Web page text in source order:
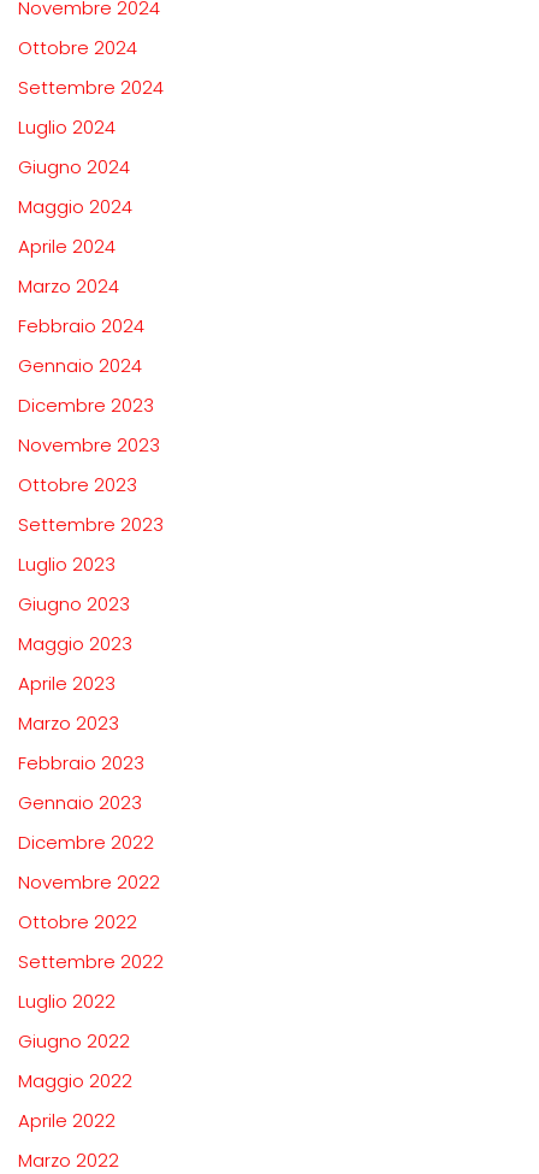
Novembre 2024
Ottobre 2024
Settembre 2024
Luglio 2024
Giugno 2024
Maggio 2024
Aprile 2024
Marzo 2024
Febbraio 2024
Gennaio 2024
Dicembre 2023
Novembre 2023
Ottobre 2023
Settembre 2023
Luglio 2023
Giugno 2023
Maggio 2023
Aprile 2023
Marzo 2023
Febbraio 2023
Gennaio 2023
Dicembre 2022
Novembre 2022
Ottobre 2022
Settembre 2022
Luglio 2022
Giugno 2022
Maggio 2022
Aprile 2022
Marzo 2022